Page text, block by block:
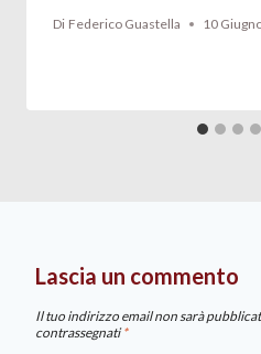
Di Federico Guastella 10
Lascia un commento
Il tuo indirizzo email non sarà
contrassegnati*